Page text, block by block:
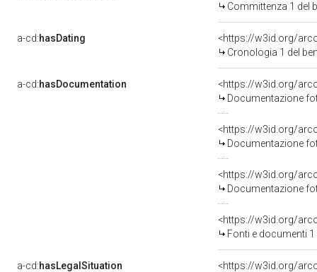
Committenza 1 del
a-cd:hasDating
<https://w3id.org/
Cronologia 1 del
a-cd:hasDocumentation
Documentazione
Documentazione
Documentazione
<https://w3id.org/
Fonti e documenti
a-cd:hasLegalSituation